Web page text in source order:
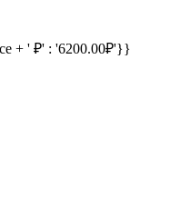
+ ' ₽' : '6200.00₽'}}